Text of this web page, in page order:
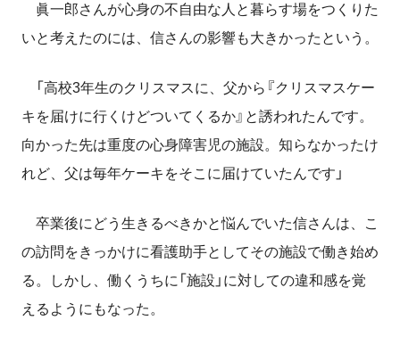
眞一郎さんが心身の不自由な人と暮らす場をつくりた
いと考えたのには、信さんの影響も大きかったという。
「高校3年生のクリスマスに、父から『クリスマスケー
キを届けに行くけどついてくるか』と誘われたんです。
向かった先は重度の心身障害児の施設。知らなかったけ
れど、父は毎年ケーキをそこに届けていたんです」
卒業後にどう生きるべきかと悩んでいた信さんは、こ
の訪問をきっかけに看護助手としてその施設で働き始め
る。しかし、働くうちに「施設」に対しての違和感を覚
えるようにもなった。